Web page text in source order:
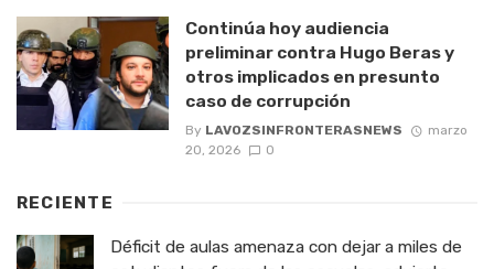
Continúa hoy audiencia
preliminar contra Hugo Beras y
otros implicados en presunto
caso de corrupción
By LAVOZSINFRONTERASNEWS
marzo
20, 2026
0
RECIENTE
Déficit de aulas amenaza con dejar a miles de